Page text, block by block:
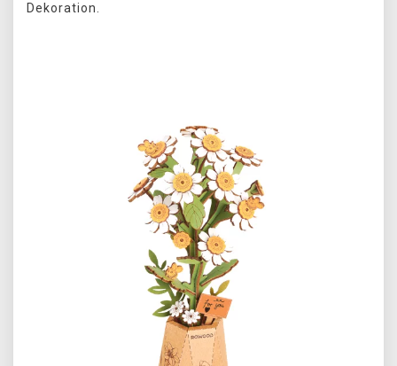
Dekoration.